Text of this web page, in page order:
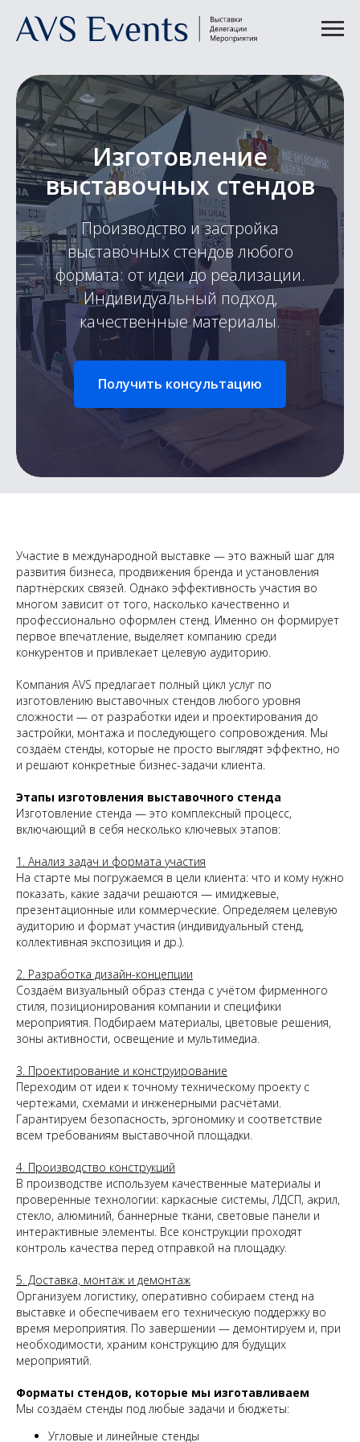
Изготовление
выставочных стендов
Производство и застройка
выставочных стендов любого
формата: от идеи до реализации.
Индивидуальный подход,
качественные материалы.
Получить консультацию
Участие в международной выставке — это важный шаг для
развития бизнеса, продвижения бренда и установления
партнёрских связей. Однако эффективность участия во
многом зависит от того, насколько качественно и
профессионально оформлен стенд. Именно он формирует
первое впечатление, выделяет компанию среди
конкурентов и привлекает целевую аудиторию.
Компания AVS предлагает полный цикл услуг по
изготовлению выставочных стендов любого уровня
сложности — от разработки идеи и проектирования до
застройки, монтажа и последующего сопровождения. Мы
создаём стенды, которые не просто выглядят эффектно, но
и решают конкретные бизнес-задачи клиента.
Этапы изготовления выставочного стенда
Изготовление стенда — это комплексный процесс,
включающий в себя несколько ключевых этапов:
1. Анализ задач и формата участия
На старте мы погружаемся в цели клиента: что и кому нужно
показать, какие задачи решаются — имиджевые,
презентационные или коммерческие. Определяем целевую
аудиторию и формат участия (индивидуальный стенд,
коллективная экспозиция и др.).
2. Разработка дизайн-концепции
Создаём визуальный образ стенда с учётом фирменного
стиля, позиционирования компании и специфики
мероприятия. Подбираем материалы, цветовые решения,
зоны активности, освещение и мультимедиа.
3. Проектирование и конструирование
Переходим от идеи к точному техническому проекту с
чертежами, схемами и инженерными расчётами.
Гарантируем безопасность, эргономику и соответствие
всем требованиям выставочной площадки.
4. Производство конструкций
В производстве используем качественные материалы и
проверенные технологии: каркасные системы, ЛДСП, акрил,
стекло, алюминий, баннерные ткани, световые панели и
интерактивные элементы. Все конструкции проходят
контроль качества перед отправкой на площадку.
5. Доставка, монтаж и демонтаж
Организуем логистику, оперативно собираем стенд на
выставке и обеспечиваем его техническую поддержку во
время мероприятия. По завершении — демонтируем и, при
необходимости, храним конструкцию для будущих
мероприятий.
Форматы стендов, которые мы изготавливаем
Мы создаём стенды под любые задачи и бюджеты:
Угловые и линейные стенды